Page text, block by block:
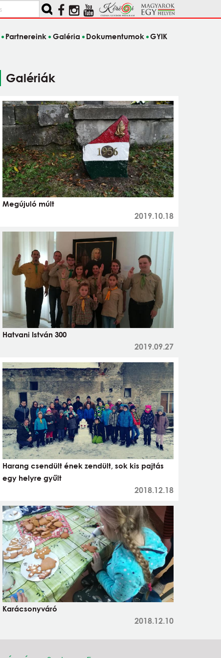
Partnereink Galéria Dokumentumok GYIK
Galériák
Megújuló múlt
2019.10.18
Hatvani István 300
2019.09.27
Harang csendült ének zendült, sok kis pajtás
egy helyre gyűlt
2018.12.18
Karácsonyváró
2018.12.10